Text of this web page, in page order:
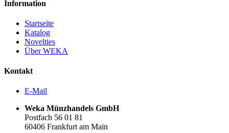
Information
Startseite
Katalog
Novelties
Über WEKA
Kontakt
E-Mail
Weka Münzhandels GmbH
Postfach 56 01 81
60406 Frankfurt am Main